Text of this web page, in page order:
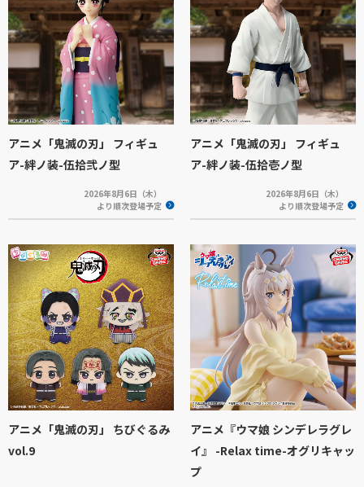
アニメ「鬼滅の刃」 フィギュ
ア-絆ノ装-伍拾弐ノ型
2026年8月6日（木）
より順次登場予定
アニメ「鬼滅の刃」 フィギュ
ア-絆ノ装-伍拾壱ノ型
2026年8月6日（木）
より順次登場予定
アニメ「鬼滅の刃」 ちびぐるみ
vol.9
アニメ『ウマ娘 シンデレラグレ
イ』 -Relax time-オグリキャッ
プ